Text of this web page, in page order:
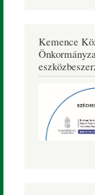
Kemence